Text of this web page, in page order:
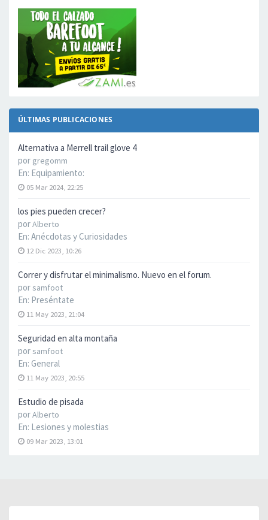
ÚLTIMAS PUBLICACIONES
Alternativa a Merrell trail glove 4
por gregomm
En: Equipamiento:
05 Mar 2024, 22:25
los pies pueden crecer?
porAlberto
En: Anécdotas y Curiosidades
12 Dic 2023, 10:26
Correr y disfrutar el minimalismo. Nuevo en el forum.
por samfoot
En: Preséntate
11 May 2023, 21:04
Seguridad en alta montaña
por samfoot
En: General
11 May 2023, 20:55
Estudio de pisada
porAlberto
En: Lesiones y molestias
09 Mar 2023, 13:01